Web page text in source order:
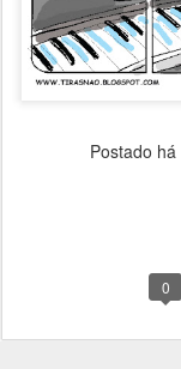
Postado há
0